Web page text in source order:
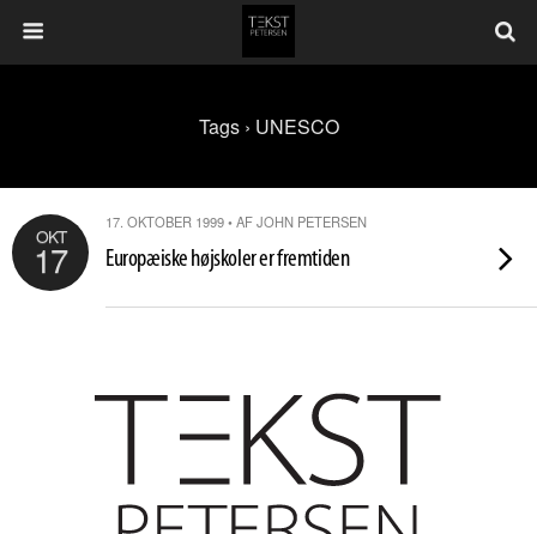
Tags › UNESCO
OKT
17
17. OKTOBER 1999 • AF JOHN PETERSEN
Europæiske højskoler er fremtiden